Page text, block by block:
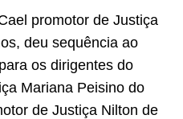
promotor de Justiça
deu sequência ao
os dirigentes do
Mariana Peisino do
de Justiça Nilton de